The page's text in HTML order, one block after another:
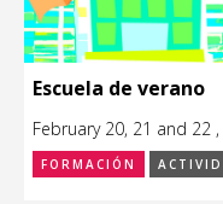
Escuela de verano
February 20, 21 and 22 ,
FORMACIÓN